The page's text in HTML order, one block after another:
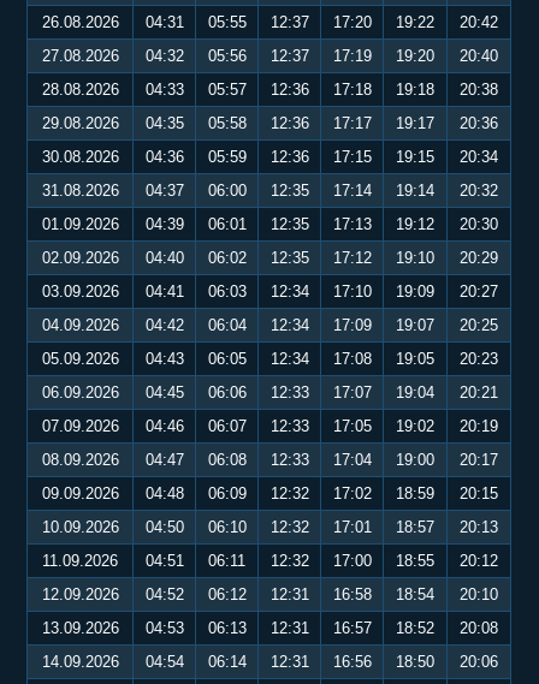
26.08.2026
04:31 05:55 12:37 17:20 19:22
20:42
27.08.2026
04:32 05:56 12:37 17:19 19:20
20:40
28.08.2026
04:33 05:57 12:36 17:18 19:18
20:38
29.08.2026
04:35 05:58 12:36 17:17 19:17
20:36
30.08.2026
04:36 05:59 12:36 17:15 19:15
20:34
31.08.2026
04:37 06:00 12:35 17:14 19:14
20:32
01.09.2026
04:39 06:01 12:35 17:13 19:12
20:30
02.09.2026
04:40 06:02 12:35 17:12 19:10
20:29
03.09.2026
04:41 06:03 12:34 17:10 19:09
20:27
04.09.2026
04:42 06:04 12:34 17:09 19:07
20:25
05.09.2026
04:43 06:05 12:34 17:08 19:05
20:23
06.09.2026
04:45 06:06 12:33 17:07 19:04
20:21
07.09.2026
04:46 06:07 12:33 17:05 19:02
20:19
08.09.2026
04:47 06:08 12:33 17:04 19:00
20:17
09.09.2026
04:48 06:09 12:32 17:02 18:59
20:15
10.09.2026
04:50 06:10 12:32 17:01 18:57
20:13
11.09.2026
04:51 06:11 12:32 17:00 18:55
20:12
12.09.2026
04:52 06:12 12:31 16:58 18:54
20:10
13.09.2026
04:53 06:13 12:31 16:57 18:52
20:08
14.09.2026
04:54 06:14 12:31 16:56 18:50
20:06